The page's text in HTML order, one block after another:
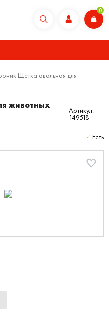
0
Щетка овальная для
животных
Артикул:
149518
Есть